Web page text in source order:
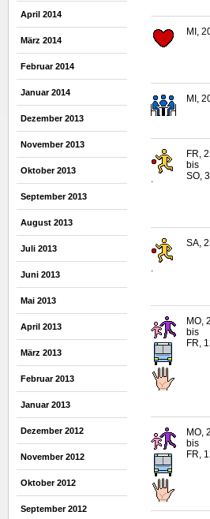
April 2014
März 2014
Februar 2014
Januar 2014
Dezember 2013
November 2013
Oktober 2013
September 2013
August 2013
Juli 2013
Juni 2013
Mai 2013
April 2013
März 2013
Februar 2013
Januar 2013
Dezember 2012
November 2012
Oktober 2012
September 2012
MI,
MI,
.
FR,
bis
SO,
.
SA,
MO,
bis
FR,
MO,
bis
FR,